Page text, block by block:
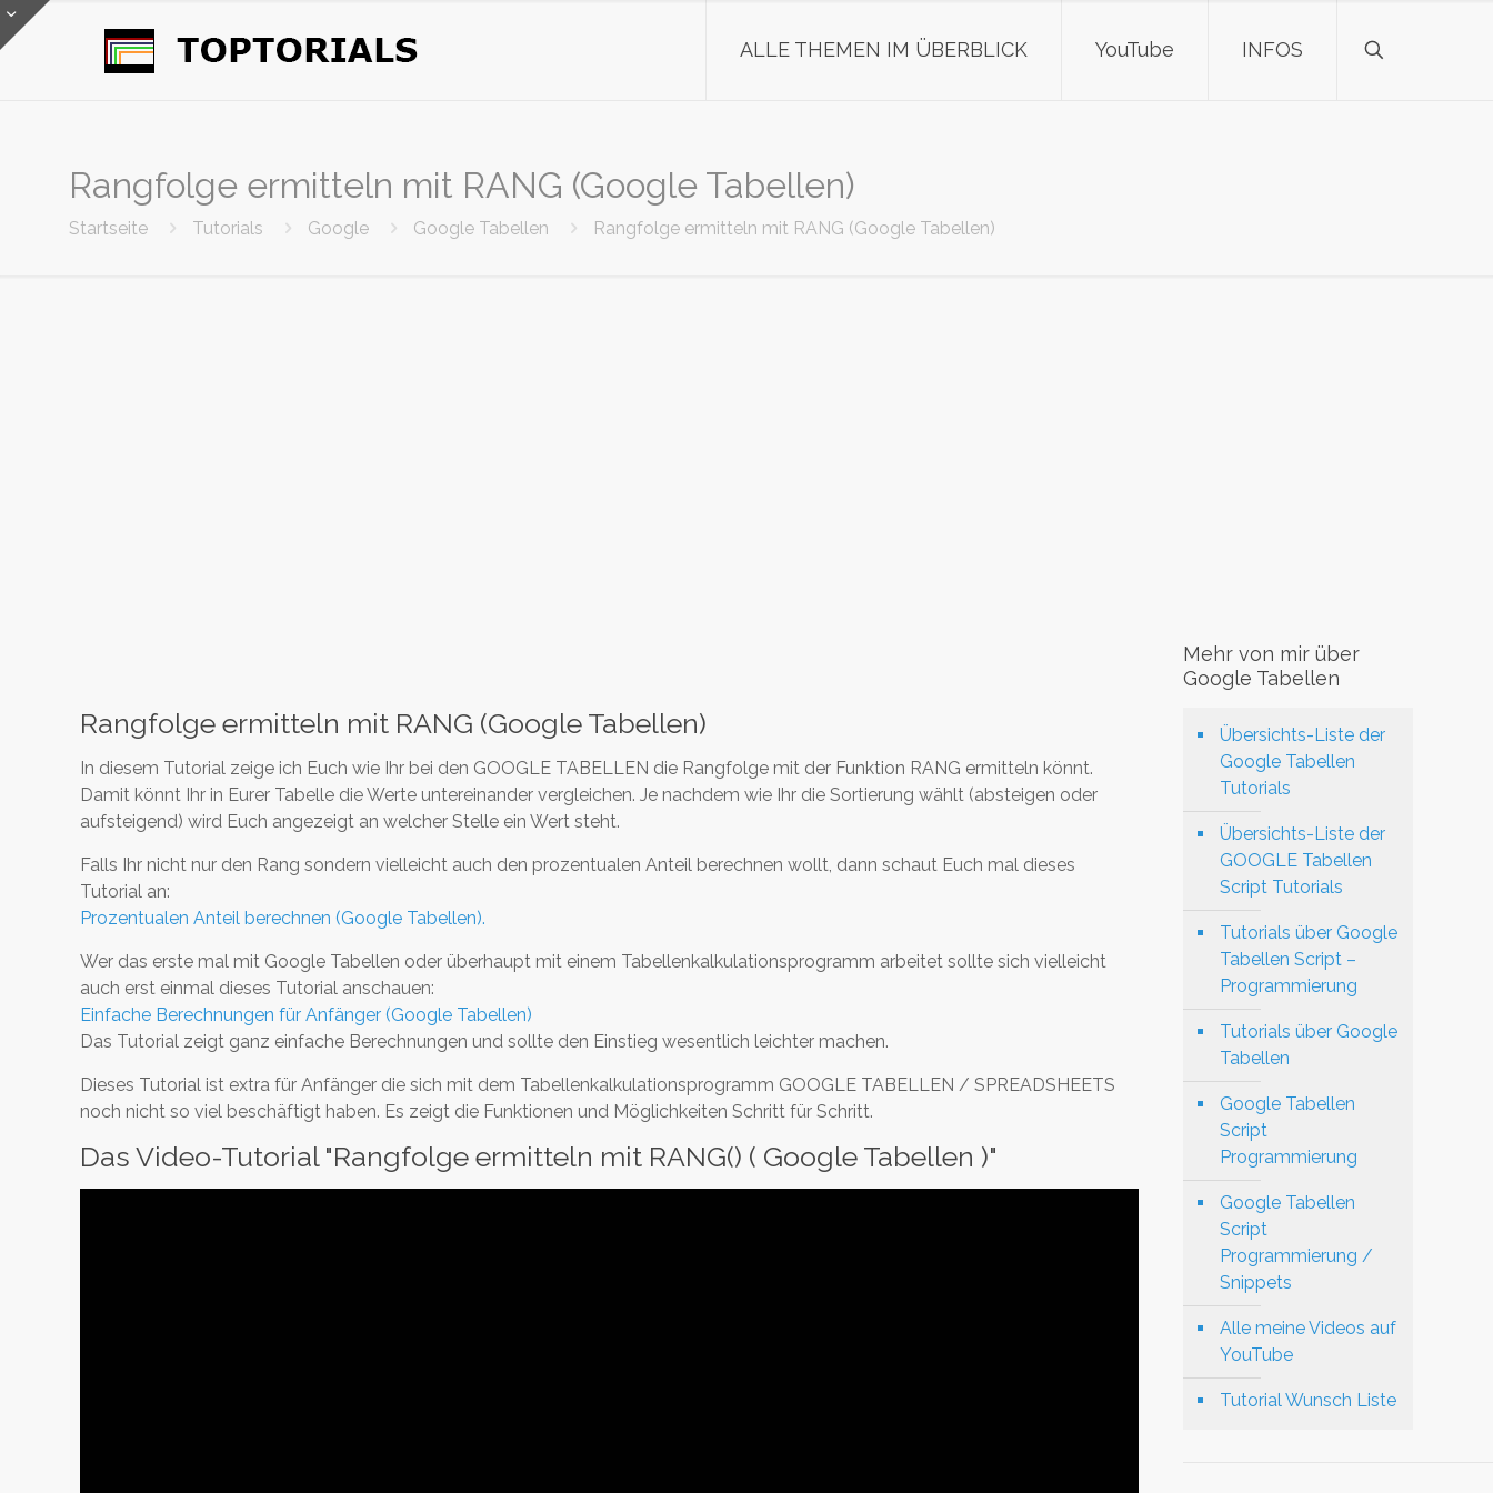
ALLE THEMEN IM ÜBERBLICK YouTube INFOS
Rangfolge ermitteln mit RANG (Google Tabellen)
Startseite Tutorials Google Google Tabellen Rangfolge ermitteln mit RANG (Google Tabellen)
Rangfolge ermitteln mit RANG (Google Tabellen)
In diesem Tutorial zeige ich Euch wie Ihr bei den GOOGLE TABELLEN die Rangfolge mit der Funktion RANG ermitteln könnt.
Damit könnt Ihr in Eurer Tabelle die Werte untereinander vergleichen. Je nachdem wie Ihr die Sortierung wählt (absteigen oder
aufsteigend) wird Euch angezeigt an welcher Stelle ein Wert steht.
Falls Ihr nicht nur den Rang sondern vielleicht auch den prozentualen Anteil berechnen wollt, dann schaut Euch mal dieses
Tutorial an:
Prozentualen Anteil berechnen (Google Tabellen).
Wer das erste mal mit Google Tabellen oder überhaupt mit einem Tabellenkalkulationsprogramm arbeitet sollte sich vielleicht
auch erst einmal dieses Tutorial anschauen:
Einfache Berechnungen für Anfänger (Google Tabellen)
Das Tutorial zeigt ganz einfache Berechnungen und sollte den Einstieg wesentlich leichter machen.
Dieses Tutorial ist extra für Anfänger die sich mit dem Tabellenkalkulationsprogramm GOOGLE TABELLEN / SPREADSHEETS
noch nicht so viel beschäftigt haben. Es zeigt die Funktionen und Möglichkeiten Schritt für Schritt.
Das Video-Tutorial "Rangfolge ermitteln mit RANG() ( Google Tabellen )"
Mehr von mir über
Google Tabellen
Übersichts-Liste der
Google Tabellen
Tutorials
Übersichts-Liste der
GOOGLE Tabellen
Script Tutorials
Tutorials über Google
Tabellen Script –
Programmierung
Tutorials über Google
Tabellen
Google Tabellen
Script
Programmierung
Google Tabellen
Script
Programmierung /
Snippets
Alle meine Videos auf
YouTube
Tutorial Wunsch Liste